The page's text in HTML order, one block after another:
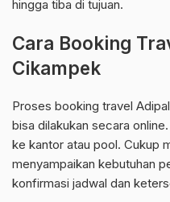
hingga tiba di tujuan.
Cara Booking
Cikampek
Proses booking travel
bisa dilakukan secara
ke kantor atau pool. Cukup
menyampaikan kebutuhan
konfirmasi jadwal dan